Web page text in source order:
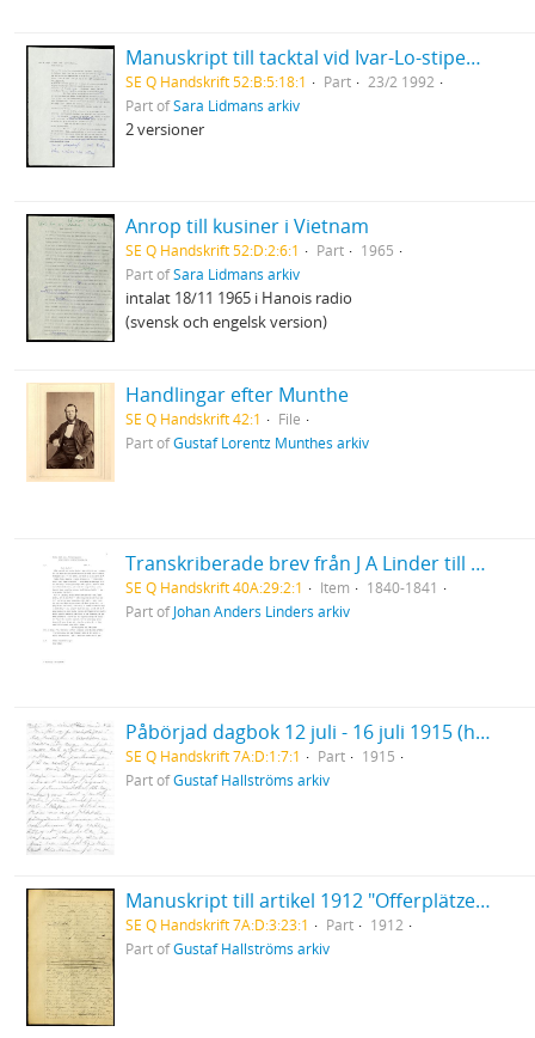
Manuskript till tacktal vid Ivar-Lo-stipendiets utdelning
SE Q Handskrift 52:B:5:18:1 Part
23/2 1992
Part ofSara Lidmans arkiv
2 versioner
Anrop till kusiner i Vietnam
SE Q Handskrift 52:D:2:6:1 Part
1965
Part ofSara Lidmans arkiv
intalat 18/11 1965 i Hanois radio
(svensk och engelsk version)
Handlingar efter Munthe
SE Q Handskrift 42:1
File
Part ofGustaf Lorentz Munthes arkiv
Transkriberade brev från J A Linder till Hanna & Louise Leijel
SE Q Handskrift 40A:29:2:1 Item
1840-1841
Part ofJohan Anders Linders arkiv
Påbörjad dagbok 12 juli - 16 juli 1915 (handskrift)
SE Q Handskrift 7A:D:1:7:1 Part
1915
Part ofGustaf Hallströms arkiv
Manuskript till artikel 1912 "Offerplätze in Lappland"
SE Q Handskrift 7A:D:3:23:1 Part
1912
Part ofGustaf Hallströms arkiv